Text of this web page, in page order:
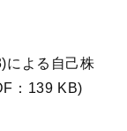
による自己株
：139 KB)